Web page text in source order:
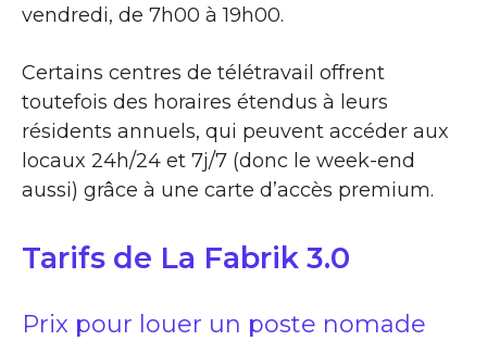
vendredi, de 7h00 à 19h00.
Certains centres de télétravail offrent
toutefois des horaires étendus à leurs
résidents annuels, qui peuvent accéder aux
locaux 24h/24 et 7j/7 (donc le week-end
aussi) grâce à une carte d’accès premium.
Tarifs de La Fabrik 3.0
Prix pour louer un poste nomade